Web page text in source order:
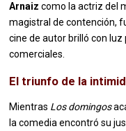
Arnaiz como la actriz del
magistral de contención,
cine de autor brilló con
comerciales.
El triunfo de la
Mientras Los domingos
la comedia encontró su